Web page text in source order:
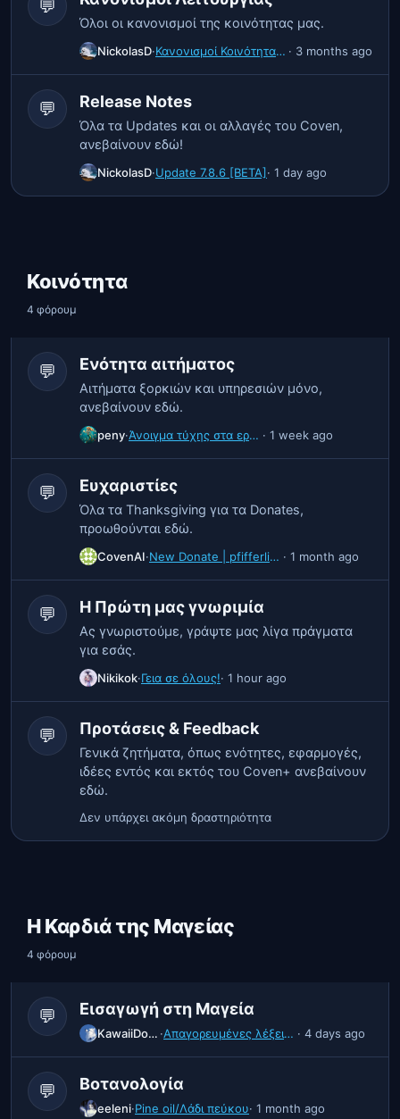
💬
Όλοι οι κανονισμοί της κοινότητας μας.
NickolasD· Κανονισμοί Κοινότητας: Προσωπικά Μηνύματα και Αναφορές · 3 months ago
💬 Release Notes
Όλα τα Updates και οι αλλαγές του Coven,
ανεβαίνουν εδώ!
NickolasD·Update 7.8.6 [BETA]· 1 day ago
Κοινότητα
4 φόρουμ
💬 Ενότητα αιτήματος
Αιτήματα ξορκιών και υπηρεσιών μόνο,
ανεβαίνουν εδώ.
peny· Άνοιγμα τύχης στα ερωτικα · 1 week ago
💬 Ευχαριστίες
Όλα τα Thanksgiving για τα Donates,
προωθούνται εδώ.
CovenAI· New Donate | pfifferling 🎉 · 1 month ago
💬 Η Πρώτη μας γνωριμία
Ας γνωριστούμε, γράψτε μας λίγα πράγματα
για εσάς.
Nikikok·Γεια σε όλους!· 1 hour ago
💬 Προτάσεις & Feedback
Γενικά ζητήματα, όπως ενότητες, εφαρμογές,
ιδέες εντός και εκτός του Coven+ ανεβαίνουν
εδώ.
Δεν υπάρχει ακόμη δραστηριότητα
Η Καρδιά της Μαγείας
4 φόρουμ
💬 Εισαγωγή στη Μαγεία
KawaiiDoggo · Απαγορευμένες λέξεις στην Μαγεία · 4 days ago
💬 Βοτανολογία
eeleni·Pine oil/Λάδι πεύκου· 1 month ago